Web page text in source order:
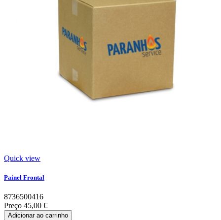
Quick view
Painel Frontal
8736500416
Preço 45,00 €
Adicionar ao carrinho